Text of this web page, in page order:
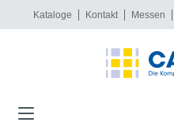
springen
Kataloge Kontakt Messen